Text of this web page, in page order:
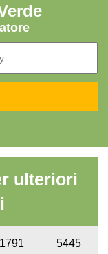
ulteriori
1791 5445